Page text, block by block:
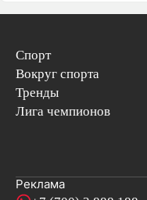
Спорт
Вокруг спорта
Тренды
Лига чемпионов
Реклама